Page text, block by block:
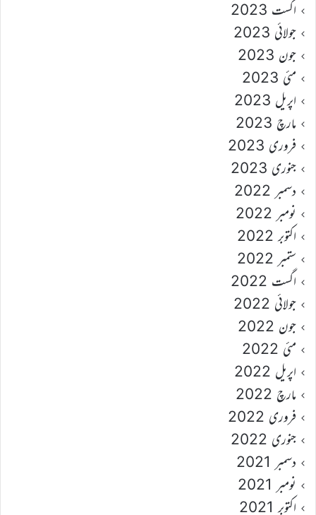
اگست 2023
جولائی 2023
جون 2023
مئی 2023
اپریل 2023
مارچ 2023
فروری 2023
جنوری 2023
دسمبر 2022
نومبر 2022
اکتوبر 2022
ستمبر 2022
اگست 2022
جولائی 2022
جون 2022
مئی 2022
اپریل 2022
مارچ 2022
فروری 2022
جنوری 2022
دسمبر 2021
نومبر 2021
اکتوبر 2021